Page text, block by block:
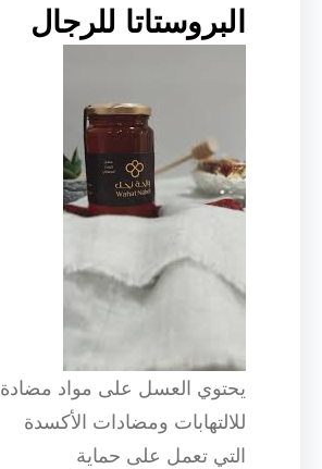
البروستاتا للرجال
يحتوي العسل على مواد مضادة
للالتهابات ومضادات الأكسدة
التي تعمل على حماية